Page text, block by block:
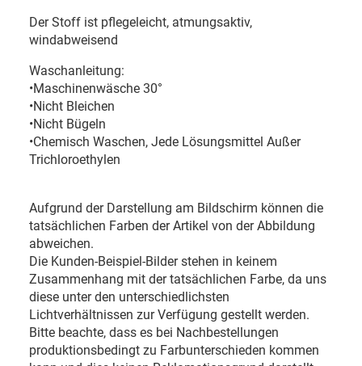
Der Stoff ist pflegeleicht, atmungsaktiv,
windabweisend
Waschanleitung:
•Maschinenwäsche 30°
•Nicht Bleichen
•Nicht Bügeln
•Chemisch Waschen, Jede Lösungsmittel Außer
Trichloroethylen
Aufgrund der Darstellung am Bildschirm können die
tatsächlichen Farben der Artikel von der Abbildung
abweichen.
Die Kunden-Beispiel-Bilder stehen in keinem
Zusammenhang mit der tatsächlichen Farbe, da uns
diese unter den unterschiedlichsten
Lichtverhältnissen zur Verfügung gestellt werden.
Bitte beachte, dass es bei Nachbestellungen
produktionsbedingt zu Farbunterschieden kommen